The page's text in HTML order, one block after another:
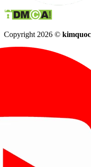
Copyright 2026 ©